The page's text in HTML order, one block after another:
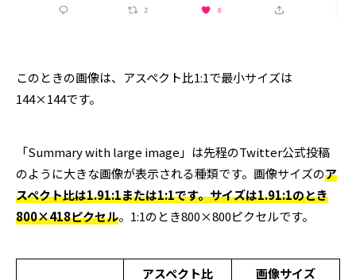
このときの画像は、アスペクト比1:1で最小サイズは
144×144です。
「Summary with large image」は先程のTwitter公式投稿
のように大きな画像が表示される種類です。画像サイズのア
スペクト比は1.91:1または1:1です。サイズは1.91:1のとき
800×418ピクセル。1:1のとき800×800ピクセルです。
アスペクト比
画像サイズ